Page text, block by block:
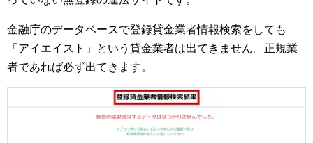
金融庁のデータベースで登録貸金業者情報検索をしても
「アイエイスト」という貸金業者は出てきません。正規業
者であれば必ず出てきます。